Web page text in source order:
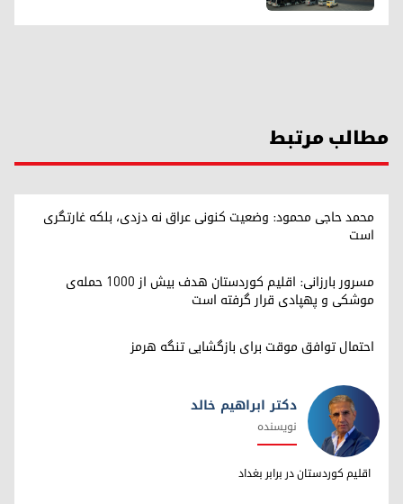
مطالب مرتبط
محمد حاجی محمود: وضعیت کنونی عراق نه دزدی، بلکه غارتگری
است
مسرور بارزانی: اقلیم کوردستان هدف بیش از ۱۰۰۰ حمله‌ی
موشکی و پهپادی قرار گرفته است
احتمال توافق موقت برای بازگشایی تنگه هرمز
دکتر ابراهیم خالد
دکتر ابراهیم خالد
نویسنده
اقلیم کوردستان در برابر بغداد